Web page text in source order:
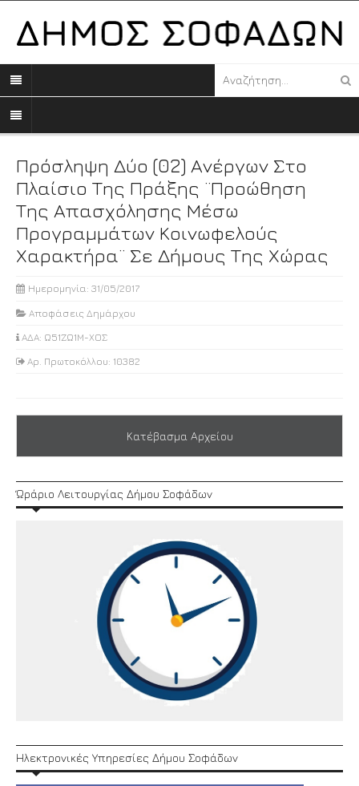
Πρόσληψη Δύο (02) Ανέργων Στο
Πλαίσιο Της Πράξης ¨Προώθηση
Της Απασχόλησης Μέσω
Προγραμμάτων Κοινωφελούς
Χαρακτήρα¨ Σε Δήμους Της Χώρας
Ημερομηνία: 31/05/2017
Αποφάσεις Δημάρχου
ΑΔΑ: Ω51ΖΩ1Μ-ΧΟΣ
Αρ. Πρωτοκόλλου: 10382
Κατέβασμα Αρχείου
Ώράριο Λειτουργίας Δήμου Σοφάδων
Ηλεκτρονικές Υπηρεσίες Δήμου Σοφάδων